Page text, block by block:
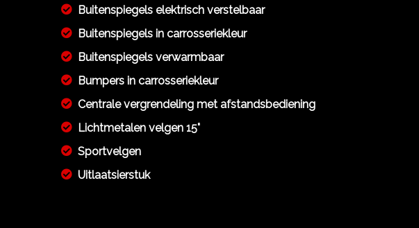
Buitenspiegels elektrisch verstelbaar
Buitenspiegels in carrosseriekleur
Buitenspiegels verwarmbaar
Bumpers in carrosseriekleur
Centrale vergrendeling met afstandsbediening
Lichtmetalen velgen 15"
Sportvelgen
Uitlaatsierstuk